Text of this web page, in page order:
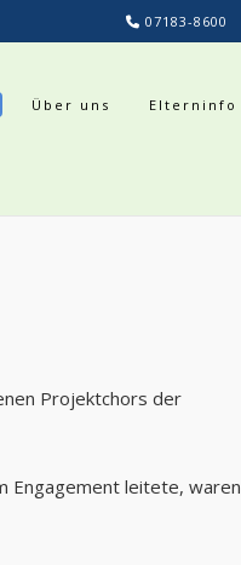
07183-8600
Über uns Elterninfo
Projektchors der
Engagement leitete, waren